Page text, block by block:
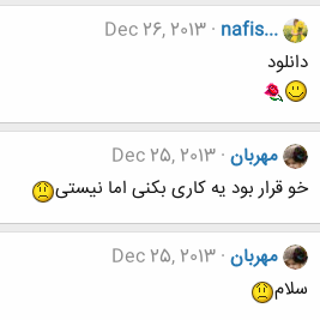
nafis...
Dec 26, 2013
دانلود
مهربان Dec 25, 2013
خو قرار بود یه کاری بکنی اما نیستی
مهربان Dec 25, 2013
سلام